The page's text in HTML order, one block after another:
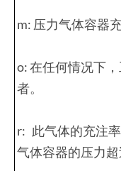
m: 压力气体容器
o: 在任何情况下
者。
r: 此气体的充注
气体容器的压力